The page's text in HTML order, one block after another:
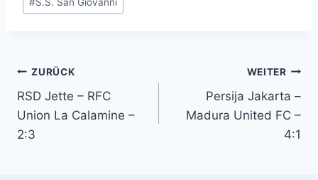
Beitragsnavigation
ZURÜCK
RSD Jette – RFC
Union La Calamine –
2:3
WEITER
Persija Jakarta –
Madura United FC –
4:1